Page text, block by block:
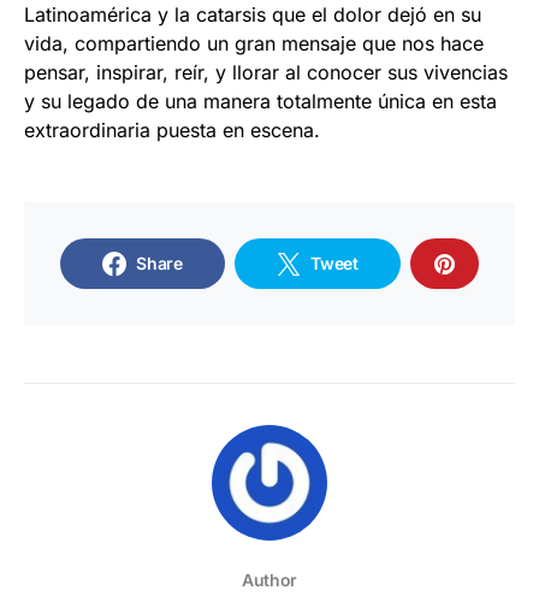
Latinoamérica y la catarsis que el dolor dejó en su
vida, compartiendo un gran mensaje que nos hace
pensar, inspirar, reír, y llorar al conocer sus vivencias
y su legado de una manera totalmente única en esta
extraordinaria puesta en escena.
Share Tweet
Author